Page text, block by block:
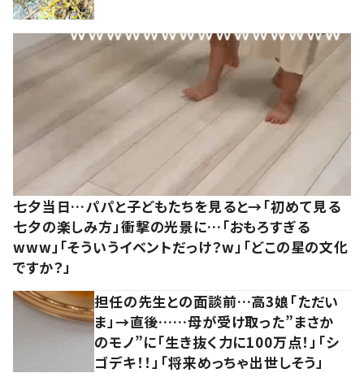
七夕当日…パパと子どもたちを見ると→「初めて見る
七夕の楽しみ方」衝撃の光景に…「おもろすぎる
www」「そういうイベントだっけ？w」「どこの星の文化
ですか？」
担任の先生との面談前…高3娘「ただい
ま」→直後……母が受け取った”まさか
のモノ”に「生き抜く力に100万点！」「シ
ゴデキ！！」「将来めっちゃ出世しそう」